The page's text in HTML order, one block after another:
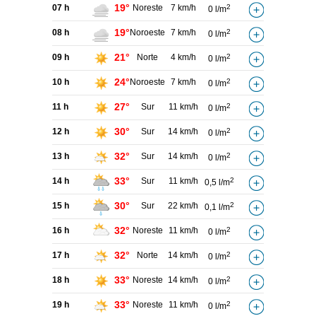
07 h 19° Noreste 7 km/h 0 l/m2
08 h 19° Noroeste 7 km/h 0 l/m2
09 h 21° Norte 4 km/h 0 l/m2
10 h 24° Noroeste 7 km/h 0 l/m2
11 h 27° Sur 11 km/h 0 l/m2
12 h 30° Sur 14 km/h 0 l/m2
13 h 32° Sur 14 km/h 0 l/m2
14 h 33° Sur 11 km/h 0,5 l/m2
15 h 30° Sur 22 km/h 0,1 l/m2
16 h 32° Noreste 11 km/h 0 l/m2
17 h 32° Norte 14 km/h 0 l/m2
18 h 33° Noreste 14 km/h 0 l/m2
19 h 33° Noreste 11 km/h 0 l/m2